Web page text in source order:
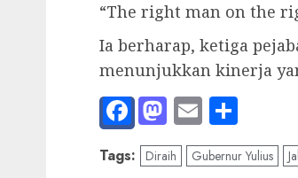
“The right man on the
Ia berharap, ketiga
menunjukkan kinerja
Facebook
Mastodon
Email
Tags: Diraih Gubernur Yulius